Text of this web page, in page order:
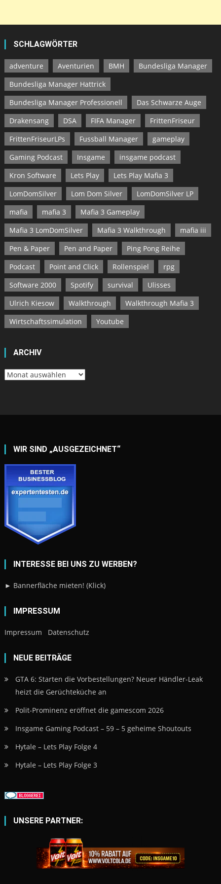
SCHLAGWÖRTER
adventure Aventurien BMH
Bundesliga Manager
Bundesliga Manager Hattrick
Bundesliga Manager Professionell
Das Schwarze Auge
Drakensang
DSA FIFA Manager
FrittenFriseur
FrittenFriseurLPs
Fussball Manager
gameplay
Gaming Podcast
Insgame
insgame podcast
Kron Software
Lets Play
Lets Play Mafia 3
LomDomSilver
Lom Dom Silver
LomDomSilver LP
mafia
mafia 3
Mafia 3 Gameplay
Mafia 3 LomDomSilver
Mafia 3 Walkthrough
mafia iii
Pen & Paper
Pen and Paper
Ping Pong Reihe
Podcast
Point and Click Rollenspiel
rpg
Software 2000
Spotify survival
Ulisses
Ulrich Kiesow
Walkthrough
Walkthrough Mafia 3
Wirtschaftssimulation
Youtube
ARCHIV
Archiv
WIR SIND „AUSGEZEICHNET“
INTERESSE BEI UNS ZU WERBEN?
► Bannerfläche mieten! (Klick)
IMPRESSUM
Impressum Datenschutz
NEUE BEITRÄGE
GTA 6: Starten die Vorbestellungen? Neuer Händler-Leak
heizt die Gerüchteküche an
Polit-Prominenz eröffnet die gamescom 2026
Insgame Gaming Podcast – 59 – 5 geheime Shoutouts
Hytale – Lets Play Folge 4
Hytale – Lets Play Folge 3
UNSERE PARTNER: